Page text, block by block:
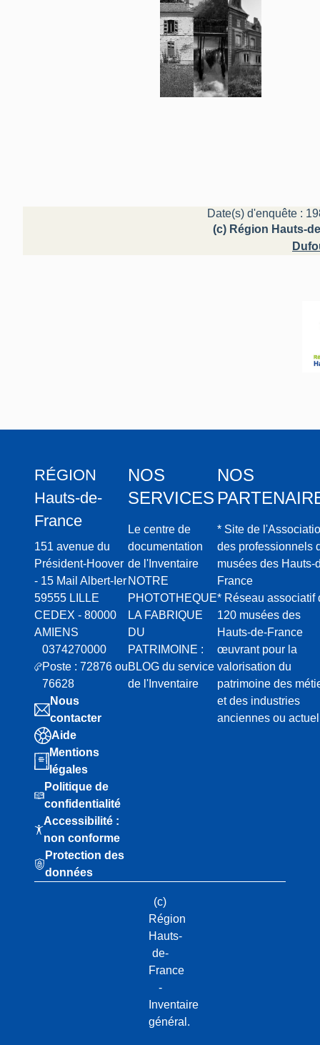
Date(s) d'enquête :
(c) Région Hauts-
RÉGION
Hauts-de-
France
151 avenue du
Président-Hoover
- 15 Mail Albert-Ier
59555 LILLE
CEDEX - 80000
AMIENS
0374270000
Poste : 72876 ou
76628
Nous
contacter
Aide
Mentions
légales
Politique de
confidentialité
Accessibilité :
non conforme
Protection des
données
NOS
SERVICES
Le centre de
documentation
de l'Inventaire
NOTRE
PHOTOTHEQUE
LA FABRIQUE
DU
PATRIMOINE :
BLOG du service
de l'Inventaire
NOS
* Site de
des professionnels
musées des Hauts-
France
* Réseau associatif
120 musées des
Hauts-de-France
œuvrant pour la
valorisation du
patrimoine des
et des industries
anciennes ou
(c)
Région
Hauts-
de-
France
-
Inventaire
général.